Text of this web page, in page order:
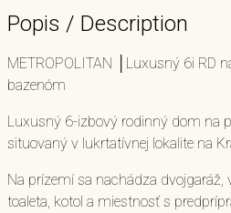
Popis / Description
METROPOLITAN │Luxusný 6i RD
bazenóm
Luxusný 6-izbový rodinný dom na
situovaný v lukrtatívnej lokalite na
Na prízemí sa nachádza dvojgaráž,
toaleta, kotol a miestnosť s